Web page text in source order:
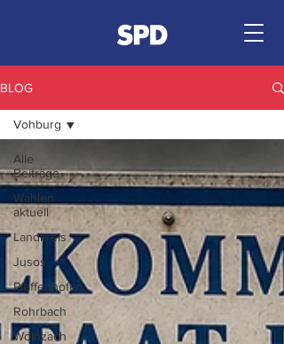
BLOG
Alle
Beiträge
Wahlen
aktuell
Landkreis
Jusos
Pfaffenhofen
Rohrbach
Wolnzach
Vohburg